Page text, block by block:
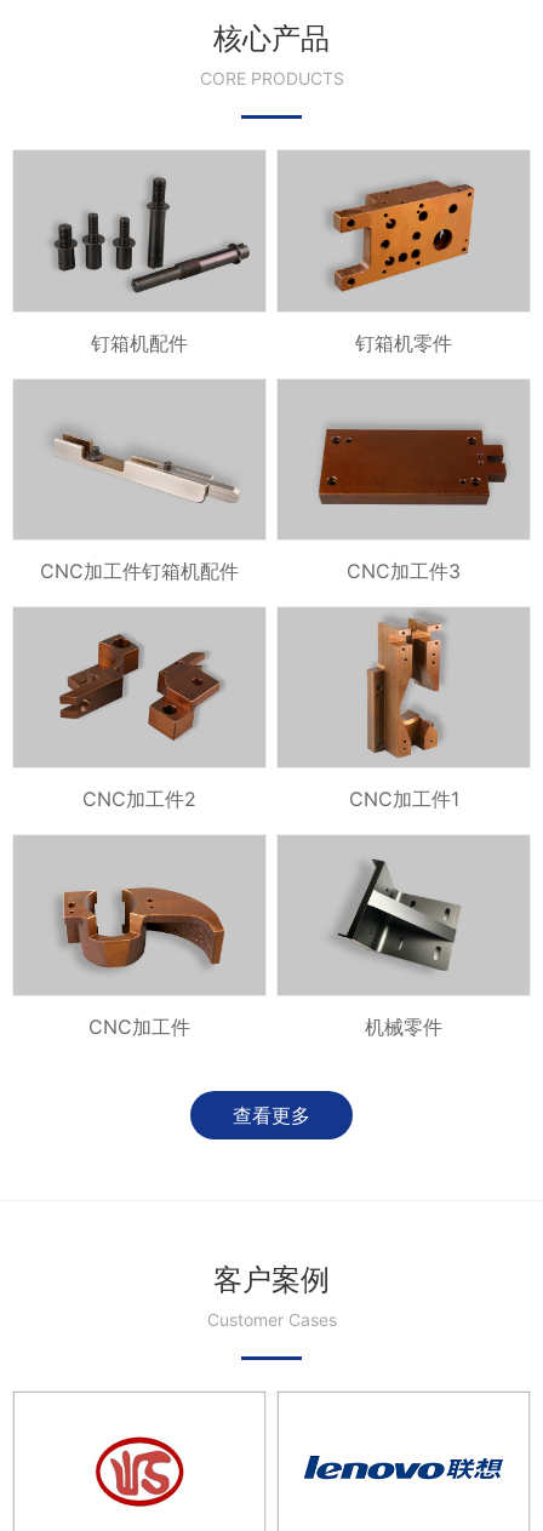
核心产品
CORE PRODUCTS
钉箱机配件 钉箱机零件
CNC加工件钉箱机配件 CNC加工件3
CNC加工件2 CNC加工件1
CNC加工件 机械零件
查看更多
客户案例
Customer Cases